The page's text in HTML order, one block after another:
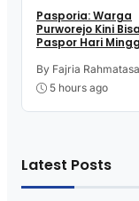
Pasporia: Warga
Purworejo Kini
Paspor Hari
By Fajria
5 hours ago
Latest Posts